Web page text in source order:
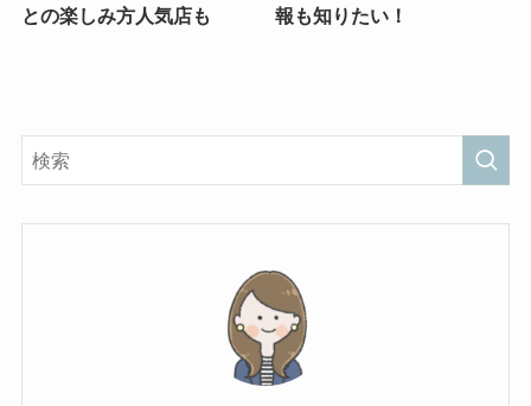
との楽しみ方人気店も
報も知りたい！